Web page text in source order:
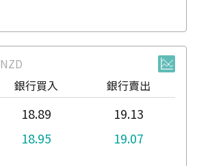
NZD
銀行買入
銀行賣出
18.89
19.13
18.95
19.07